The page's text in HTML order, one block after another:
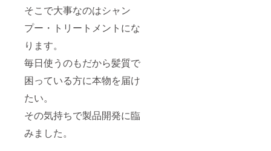
そこで大事なのはシャン
プー・トリートメントにな
ります。
毎日使うのもだから髪質で
困っている方に本物を届け
たい。
その気持ちで製品開発に臨
みました。